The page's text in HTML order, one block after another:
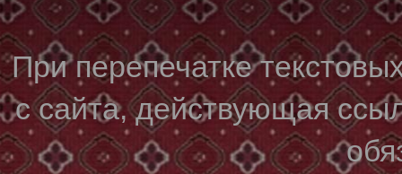
При перепечатке
с сайта, действующая